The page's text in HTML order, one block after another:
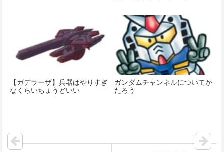
【ガデラーザ】兵器はやりすぎ
なくらいちょうどいい
ガンダムチャンネルについてか
たろう